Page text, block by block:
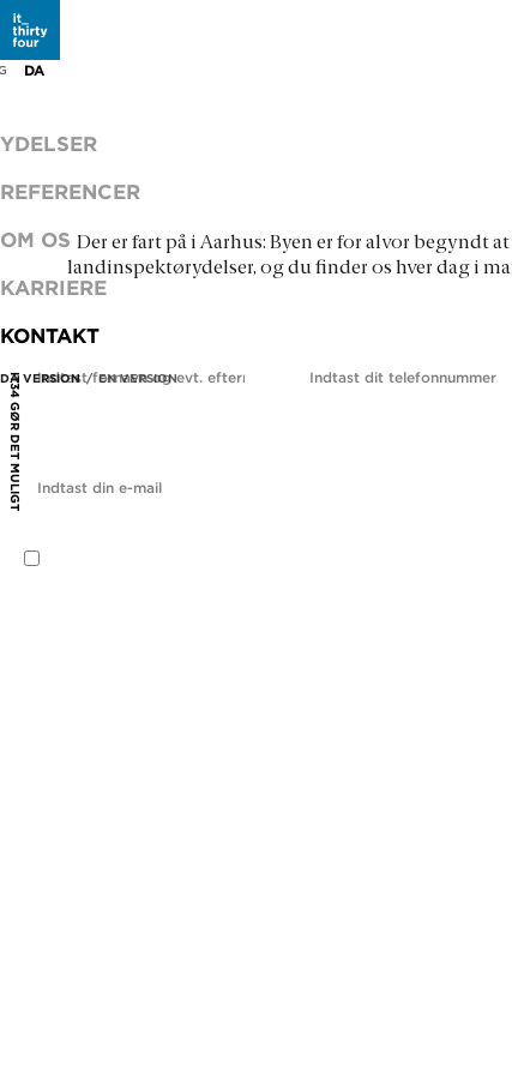
YDELSER
REFERENCER
OM OS
KARRIERE
KONTAKT
DA VERSION EN VERSION
DA
Der er fart på i Aarhus: Byen er for alvor begyndt
landinspektørydelser, og du finder os hver dag i
IT34 GØR DET MULIGT
BLIV KONTAKTET
Det koster ikke noget at spørge.
Jeg vil gerne vide mere om...
Navn